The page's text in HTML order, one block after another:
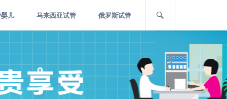
儿 马来西亚试管 俄罗斯试管